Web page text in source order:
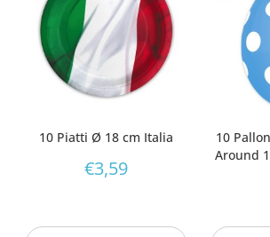
10 Piatti Ø 18 cm Italia
€3,59
10
Around